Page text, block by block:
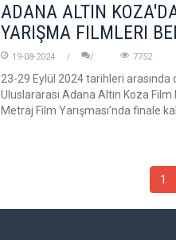
ADANA ALTIN
YARIŞMA FILMLERI
19-08-2024 7752
23-29 Eylül 2024 tarihleri arasında
Uluslararası Adana Altın Koza Film
Metraj Film Yarışması’nda finale
1